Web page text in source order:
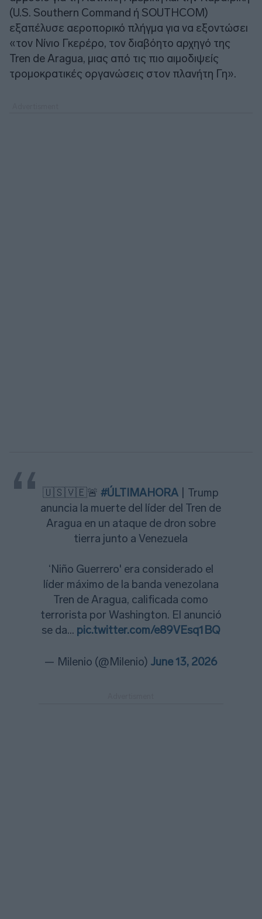
(U.S. Southern Command ή SOUTHCOM)
εξαπέλυσε αεροπορικό πλήγμα για να εξοντώσει
«τον Νίνιο Γκερέρο, τον διαβόητο αρχηγό της
Tren de Aragua, μιας από τις πιο αιμοδιψείς
τρομοκρατικές οργανώσεις στον πλανήτη Γη».
🇺🇸🇻🇪🚨#ÚLTIMAHORA | Trump
anuncia la muerte del líder del Tren de
Aragua en un ataque de dron sobre
tierra junto a Venezuela
‘Niño Guerrero' era considerado el
líder máximo de la banda venezolana
Tren de Aragua, calificada como
terrorista por Washington. El anunció
se da… pic.twitter.com/e89VEsq1BQ
— Milenio (@Milenio) June 13, 2026